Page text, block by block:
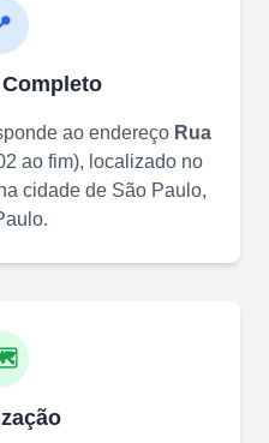
ao endereço Rua
ao fim), localizado no
cidade de São Paulo,
.